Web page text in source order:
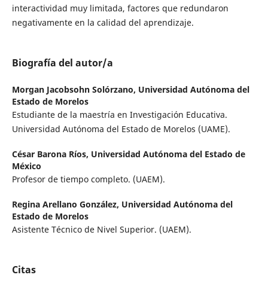
interactividad muy limitada, factores que redundaron
negativamente en la calidad del aprendizaje.
Biografía del autor/a
Morgan Jacobsohn Solórzano, Universidad Autónoma del
Estado de Morelos
Estudiante de la maestría en Investigación Educativa.
Universidad Autónoma del Estado de Morelos (UAME).
César Barona Ríos, Universidad Autónoma del Estado de
México
Profesor de tiempo completo. (UAEM).
Regina Arellano González, Universidad Autónoma del
Estado de Morelos
Asistente Técnico de Nivel Superior. (UAEM).
Citas